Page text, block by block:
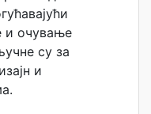
и очување
су за
и